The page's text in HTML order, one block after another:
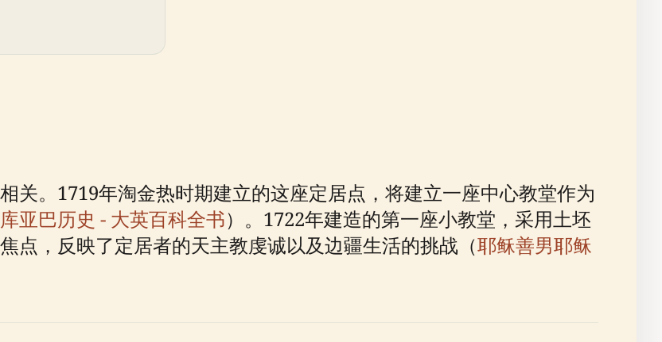
关。1719年淘金热时期建立的这座定居点，将建立一座中心教堂作为
库亚巴历史 - 大英百科全书）。1722年建造的第一座小教堂，采用土坯
点，反映了定居者的天主教虔诚以及边疆生活的挑战（耶稣善男耶稣